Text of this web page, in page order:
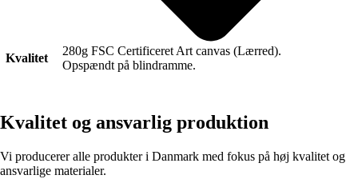
Kvalitet
280g FSC Certificeret Art canvas (Lærred).
Opspændt på blindramme.
Kvalitet og ansvarlig produktion
Vi producerer alle produkter i Danmark med fokus på høj kvalitet og
ansvarlige materialer.